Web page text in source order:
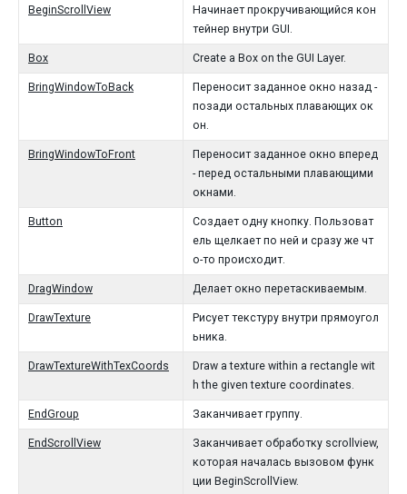
BeginScrollView
Начинает прокручивающийся кон
тейнер внутри GUI.
Box Create a Box on the GUI Layer.
BringWindowToBack
Переносит заданное окно назад -
позади остальных плавающих ок
он.
BringWindowToFront
Переносит заданное окно вперед
- перед остальными плавающими
окнами.
Button
Создает одну кнопку. Пользоват
ель щелкает по ней и сразу же чт
о-то происходит.
DragWindow Делает окно перетаскиваемым.
DrawTexture
Рисует текстуру внутри прямоугол
ьника.
DrawTextureWithTexCoords
Draw a texture within a rectangle wit
h the given texture coordinates.
EndGroup Заканчивает группу.
EndScrollView
Заканчивает обработку scrollview,
которая началась вызовом функ
ции BeginScrollView.